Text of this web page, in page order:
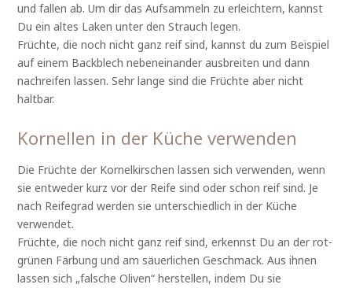
und fallen ab. Um dir das Aufsammeln zu erleichtern, kannst
Du ein altes Laken unter den Strauch legen.
Früchte, die noch nicht ganz reif sind, kannst du zum Beispiel
auf einem Backblech nebeneinander ausbreiten und dann
nachreifen lassen. Sehr lange sind die Früchte aber nicht
haltbar.
Kornellen in der Küche verwenden
Die Früchte der Kornelkirschen lassen sich verwenden, wenn
sie entweder kurz vor der Reife sind oder schon reif sind. Je
nach Reifegrad werden sie unterschiedlich in der Küche
verwendet.
Früchte, die noch nicht ganz reif sind, erkennst Du an der rot-
grünen Färbung und am säuerlichen Geschmack. Aus ihnen
lassen sich „falsche Oliven“ herstellen, indem Du sie